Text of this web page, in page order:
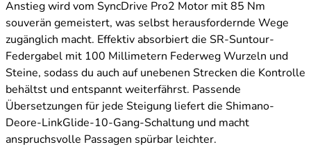
Anstieg wird vom SyncDrive Pro2 Motor mit 85 Nm
souverän gemeistert, was selbst herausfordernde Wege
zugänglich macht. Effektiv absorbiert die SR-Suntour-
Federgabel mit 100 Millimetern Federweg Wurzeln und
Steine, sodass du auch auf unebenen Strecken die Kontrolle
behältst und entspannt weiterfährst. Passende
Übersetzungen für jede Steigung liefert die Shimano-
Deore-LinkGlide-10-Gang-Schaltung und macht
anspruchsvolle Passagen spürbar leichter.